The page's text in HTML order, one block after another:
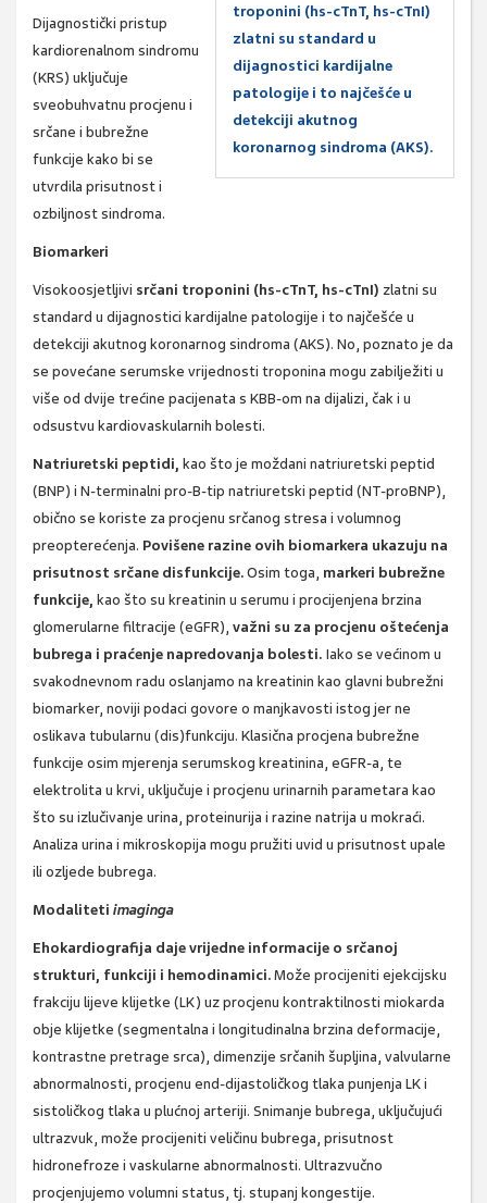
troponini (hs-cTnT, hs-cTnI)
zlatni su standard u
dijagnostici kardijalne
patologije i to najčešće u
detekciji akutnog
koronarnog sindroma (AKS).
Dijagnostički pristup
kardiorenalnom sindromu
(KRS) uključuje
sveobuhvatnu procjenu i
srčane i bubrežne
funkcije kako bi se
utvrdila prisutnost i
ozbiljnost sindroma.
Biomarkeri
Visokoosjetljivi srčani troponini (hs-cTnT, hs-cTnI) zlatni su
standard u dijagnostici kardijalne patologije i to najčešće u
detekciji akutnog koronarnog sindroma (AKS). No, poznato je da
se povećane serumske vrijednosti troponina mogu zabilježiti u
više od dvije trećine pacijenata s KBB-om na dijalizi, čak i u
odsustvu kardiovaskularnih bolesti.
Natriuretski peptidi, kao što je moždani natriuretski peptid
(BNP) i N-terminalni pro-B-tip natriuretski peptid (NT-proBNP),
obično se koriste za procjenu srčanog stresa i volumnog
preopterećenja. Povišene razine ovih biomarkera ukazuju na
prisutnost srčane disfunkcije.Osim toga, markeri bubrežne
funkcije, kao što su kreatinin u serumu i procijenjena brzina
glomerularne filtracije (eGFR), važni su za procjenu oštećenja
bubrega i praćenje napredovanja bolesti. Iako se većinom u
svakodnevnom radu oslanjamo na kreatinin kao glavni bubrežni
biomarker, noviji podaci govore o manjkavosti istog jer ne
oslikava tubularnu (dis)funkciju. Klasična procjena bubrežne
funkcije osim mjerenja serumskog kreatinina, eGFR-a, te
elektrolita u krvi, uključuje i procjenu urinarnih parametara kao
što su izlučivanje urina, proteinurija i razine natrija u mokraći.
Analiza urina i mikroskopija mogu pružiti uvid u prisutnost upale
ili ozljede bubrega.
Modaliteti imaginga
Ehokardiografija daje vrijedne informacije o srčanoj
strukturi, funkciji i hemodinamici.Može procijeniti ejekcijsku
frakciju lijeve klijetke (LK) uz procjenu kontraktilnosti miokarda
obje klijetke (segmentalna i longitudinalna brzina deformacije,
kontrastne pretrage srca), dimenzije srčanih šupljina, valvularne
abnormalnosti, procjenu end-dijastoličkog tlaka punjenja LK i
sistoličkog tlaka u plućnoj arteriji. Snimanje bubrega, uključujući
ultrazvuk, može procijeniti veličinu bubrega, prisutnost
hidronefroze i vaskularne abnormalnosti. Ultrazvučno
procjenjujemo volumni status, tj. stupanj kongestije.